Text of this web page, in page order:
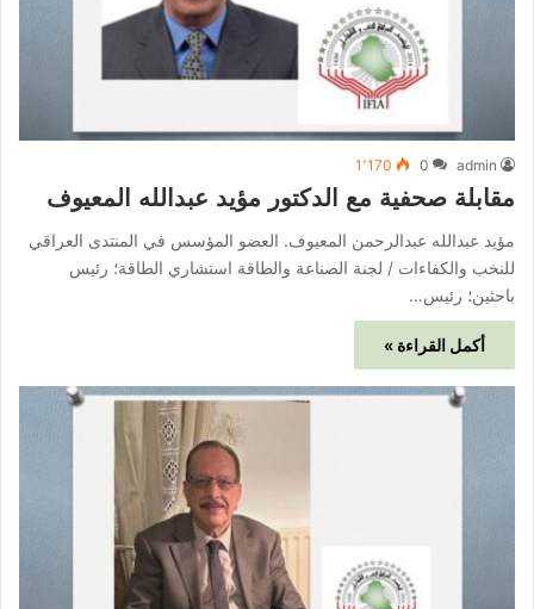
admin
0 1٬170
مقابلة صحفية مع الدكتور مؤيد عبدالله المعيوف
مؤيد عبدالله عبدالرحمن المعيوف. العضو المؤسس في المنتدى العراقي
للنخب والكفاءات / لجنة الصناعة والطاقة استشاري الطاقة؛ رئيس
باحثين؛ رئيس…
أكمل القراءة »